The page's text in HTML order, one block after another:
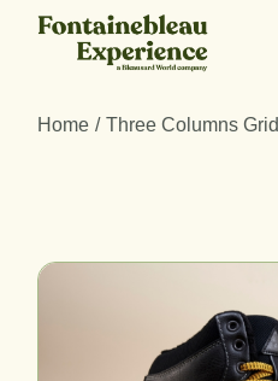
Home Three Columns Grid